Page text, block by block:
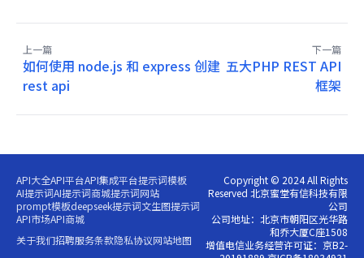
上一篇
如何使用 node.js 和 express 创建
rest api
下一篇
五大PHP REST API
框架
API大全API平台API集成平台提示词模板
AI提示词AI提示词商城提示词网站
prompt模板deepseek提示词文生图提示词
API市场API商城
关于我们招聘服务条款隐私协议网站地图
Copyright © 2024 All Rights
Reserved 北京蜜堂有信科技有限
公司
公司地址：北京市朝阳区光华路
和乔大厦C座1508
增值电信业务经营许可证：京B2-